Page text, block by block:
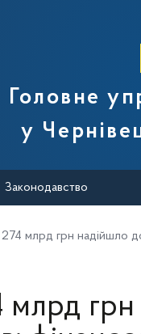
Головне
у
Законодавство
274 млрд грн надійшло
грн